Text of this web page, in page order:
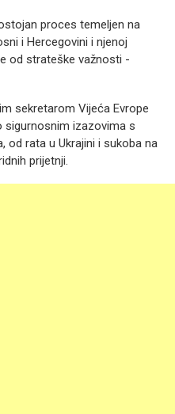
proces temeljen na
i Hercegovini i njenoj
od strateške važnosti -
sekretarom Vijeća Evrope
izazovima s
od rata u Ukrajini i sukoba na
prijetnji.